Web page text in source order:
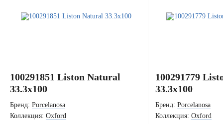
100291851 Liston Natural
33.3x100
Бренд: Porcelanosa
Коллекция: Oxford
100291779
33.3x100
Бренд: Porcelanosa
Коллекция: Oxford